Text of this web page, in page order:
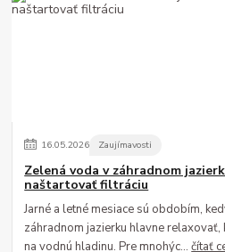
16.05.2026 Zaujímavosti
Zelená voda v záhradnom
naštartovať filtráciu
Jarné a letné mesiace sú obdobím,
záhradnom jazierku hlavne
na vodnú hladinu. Pre mnohýc...čítať